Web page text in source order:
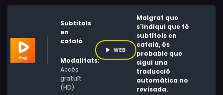
Subtítols
en
català
Modalitats:
Accés
gratuït
(HD)
WEB
Malgrat que
s'indiqui que té
subtítols en
català, és
probable que
sigui una
traducció
automàtica no
revisada.